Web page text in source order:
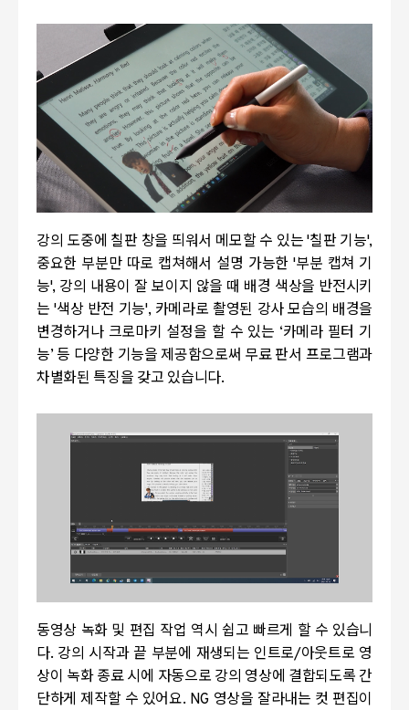
강의 도중에 칠판 창을 띄워서 메모할 수 있는 '칠판 기능',
중요한 부분만 따로 캡쳐해서 설명 가능한 '부분 캡쳐 기
능', 강의 내용이 잘 보이지 않을 때 배경 색상을 반전시키
는 '색상 반전 기능', 카메라로 촬영된 강사 모습의 배경을
변경하거나 크로마키 설정을 할 수 있는 ‘카메라 필터 기
능’등 다양한 기능을 제공함으로써 무료 판서 프로그램과
차별화된 특징을 갖고 있습니다.
동영상 녹화 및 편집 작업 역시 쉽고 빠르게 할 수 있습니
다. 강의 시작과 끝 부분에 재생되는 인트로/아웃트로 영
상이 녹화 종료 시에 자동으로 강의 영상에 결합되도록 간
단하게 제작할 수 있어요. NG 영상을 잘라내는 컷 편집이